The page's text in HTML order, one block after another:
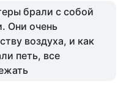
брали с собой
Они очень
воздуха, и как
петь, все